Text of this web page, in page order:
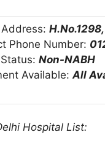
Phone Number:
Non-NABH
Available: All
Hospital List: